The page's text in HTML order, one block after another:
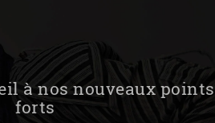
à nos nouveaux points
forts